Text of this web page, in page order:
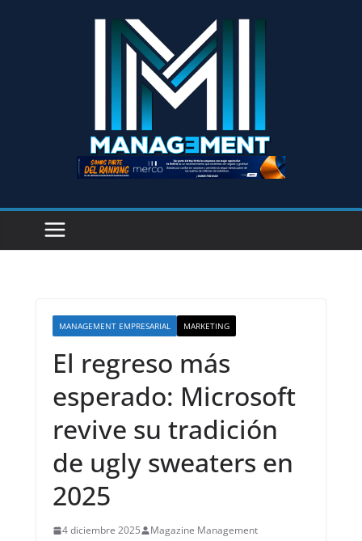
MANAGEMENT EMPRESARIAL MARKETING
El regreso más
esperado: Microsoft
revive su tradición
de ugly sweaters en
2025
4 diciembre 2025 Magazine Management